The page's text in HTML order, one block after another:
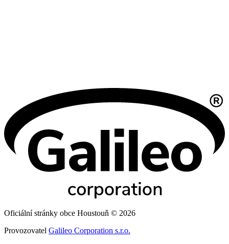
Oficiální stránky obce Houstouň © 2026
Provozovatel Galileo Corporation s.r.o.